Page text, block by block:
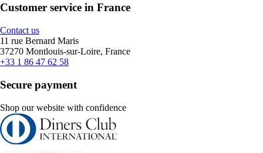
Customer service in France
Contact us
11 rue Bernard Maris
37270 Montlouis-sur-Loire, France
+33 1 86 47 62 58
Secure payment
Shop our website with confidence